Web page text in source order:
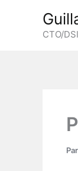
CTO/
Par